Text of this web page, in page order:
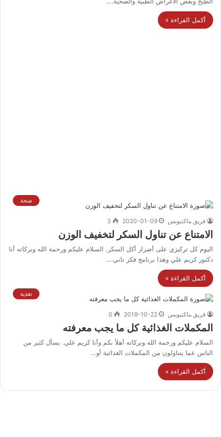
أكمل القراءة »
صحة
فريق ماكتيوبس 2020-01-09
3
الامتناع عن تناول السكر لتخفيف الوزن
اليوم كل تركيزي على أضرار أكل السكر. السلام عليكم ورحمة الله وبركاته أنا
دكتور كريم علي وهذا برنامج فكر تاني.…
أكمل القراءة »
تغذية
فريق ماكتيوبس 2019-10-22
0
المكملات الغذائية كل ما يجب معرفته
السلام عليكم ورحمة الله وبركاته أهلاً بكم وأنا كريم علي. يسأل كثير من
الناس عما يتناولون من المكملات الغذائية أو…
أكمل القراءة »